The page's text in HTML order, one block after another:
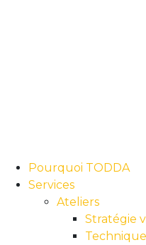
Pourquoi TODDA
Services
Ateliers
Stratégie